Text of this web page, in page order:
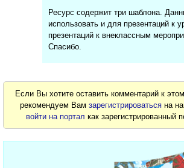
Ресурс содержит три шаблона.
использовать и для презентаций к
презентаций к внеклассным
Спасибо.
Если Вы хотите оставить комментарий к
рекомендуем Вамзарегистрироваться на
войти на портал как зарегистрированный